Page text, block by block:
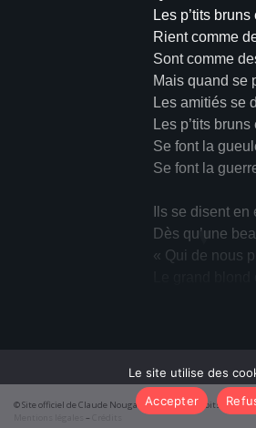
Les p’tits
Rient comme
Sont comme
Mais quand se
Les amitiés se
Les p’tits
Se font la
Se font la
Ils se disent
Dès qu’une
« Qui de nous
Car ils se
Grands blonds
C’est très triste
▼
© Site officiel de Claude Nougaro 2026 – Tous droits réservés
–
Le site utilise des
Accepter